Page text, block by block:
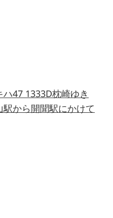
47 1333D枕崎ゆき
から開聞駅にかけて